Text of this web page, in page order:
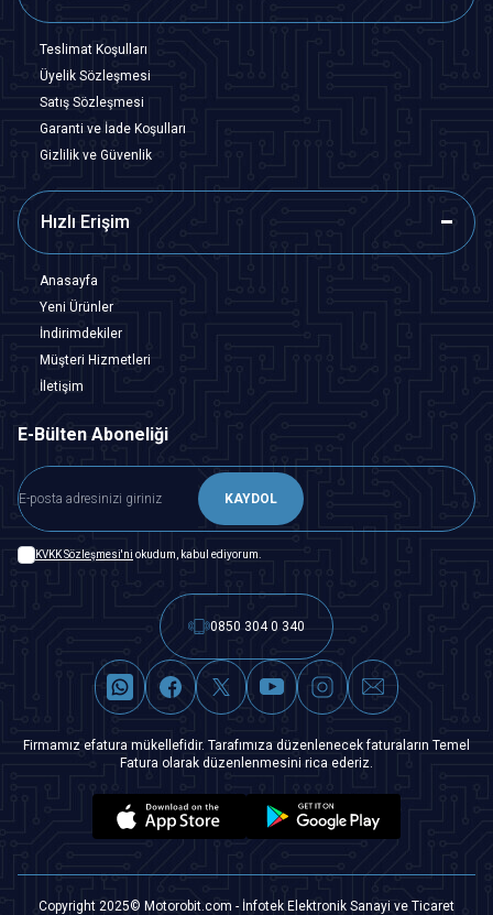
Teslimat Koşulları
Üyelik Sözleşmesi
Satış Sözleşmesi
Garanti ve İade Koşulları
Gizlilik ve Güvenlik
Hızlı Erişim
Anasayfa
Yeni Ürünler
İndirimdekiler
Müşteri Hizmetleri
İletişim
E-Bülten Aboneliği
KAYDOL
KVKK Sözleşmesi'ni okudum, kabul ediyorum.
0850 304 0 340
Firmamız efatura mükellefidir. Tarafımıza düzenlenecek faturaların Temel
Fatura olarak düzenlenmesini rica ederiz.
Copyright 2025© Motorobit.com - İnfotek Elektronik Sanayi ve Ticaret